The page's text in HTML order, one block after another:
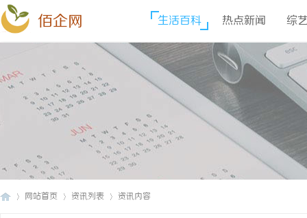
佰企网 生活百科 热点新闻 综
网站首页 资讯列表 资讯内容